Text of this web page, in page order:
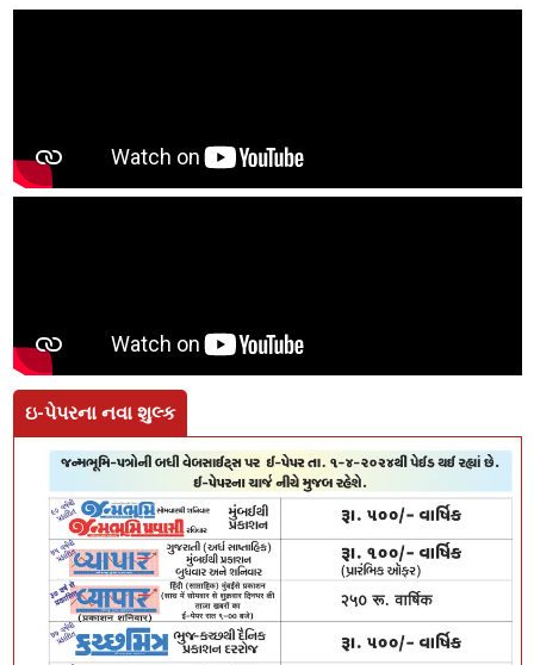
ઇ-પેપરના નવા શુલ્ક